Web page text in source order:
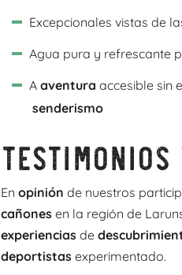
Excepcionales vistas de
Agua pura y refrescante
A aventura accesible sin
senderismo
En opinión de nuestros
cañonesen la región de
experienciasde
deportistasexperimentado.